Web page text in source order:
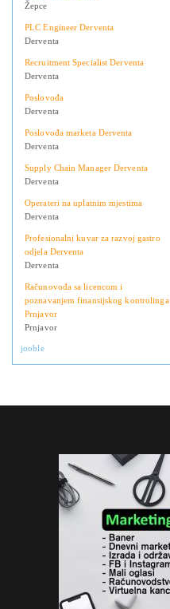
Žepce
PLC Engineer Derventa
Derventa
Recruitment Specialist Derventa
Derventa
Poslovođa
Derventa
Poslovođa marketa Derventa
Derventa
Supply Chain Manager Derventa
Derventa
Operateri na uplatnim mjestima
Derventa
Profesionalni kuvar za razvoj gastro
odjela Derventa
Derventa
Računovođa sa licencom i
poznavanjem finansijskog kontrolinga
Prnjavor
Prnjavor
jooble